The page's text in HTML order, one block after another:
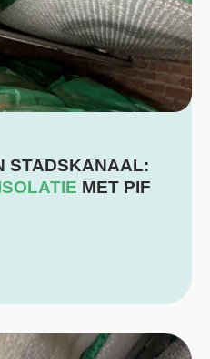
STADSKANAAL:
MET PIF